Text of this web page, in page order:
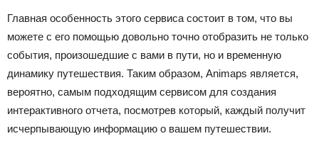
Главная особенность этого сервиса состоит в том, что вы
можете с его помощью довольно точно отобразить не только
события, произошедшие с вами в пути, но и временную
динамику путешествия. Таким образом, Animaps является,
вероятно, самым подходящим сервисом для создания
интерактивного отчета, посмотрев который, каждый получит
исчерпывающую информацию о вашем путешествии.